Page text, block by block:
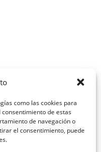
como las cookies para
de estas
de navegación o
el consentimiento, puede
a
Miquel
Fregit»